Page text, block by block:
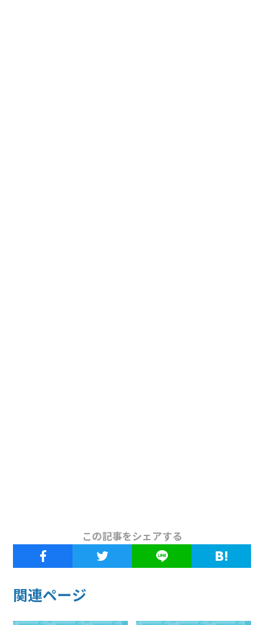
この記事をシェアする
関連ページ